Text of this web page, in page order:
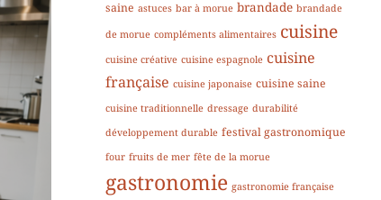
saine astuces bar à morue brandade brandade
de morue compléments alimentaires cuisine
cuisine créative cuisine espagnole cuisine
française cuisine japonaise cuisine saine
cuisine traditionnelle dressage durabilité
développement durable festival gastronomique
four fruits de mer fête de la morue
gastronomie gastronomie française